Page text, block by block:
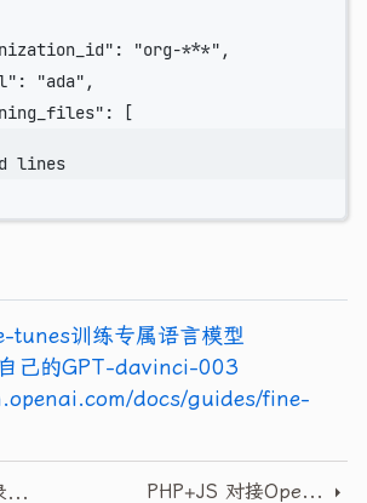
"org-***",
"ada",
[
lines
tunes训练专属语言模型
己的GPT-davinci-003
docs/guides/fine-
H5网页js实现录音上传 百度语音识别asr PHP+JS 对接OpenAI chatGPT逐字逐句加载回答(SSE数据流)